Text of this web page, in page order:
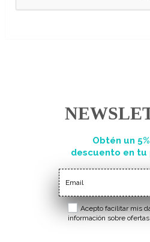
Obtén un
descuento en tu
Acepto facilitar mis
información sobre